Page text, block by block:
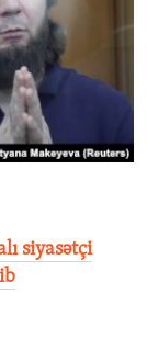
siyasətçi